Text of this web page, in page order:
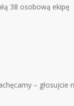
38 osobową ekipę
– głosujcie